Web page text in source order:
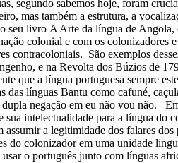
segundo sabemos hoje, foram
mas também a estrutura, a
livro A Arte da língua de Angola,
colonial e com os
contracoloniais. São exemplos
e na Revolta dos Búzios de
que a língua portuguesa sempre
línguas Bantu como cafuné,
negação em eu não vou não.
sua intelectualidade para a língua
a legitimidade dos falares
colonizador em uma unidade
o português junto com línguas